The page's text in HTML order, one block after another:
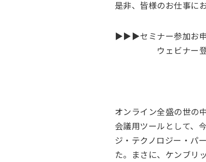
是非、皆様のお仕事に
▶▶▶セミナー参加お申
ウェビナー登
オンライン全盛の世の
会議用ツールとして、
ジ・テクノロジー・パ
た。まさに、ケンブリ